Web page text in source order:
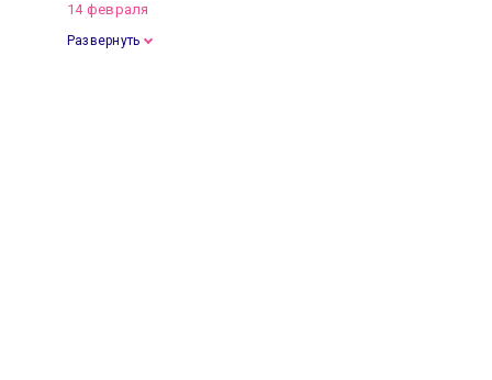
14 февраля
Развернуть